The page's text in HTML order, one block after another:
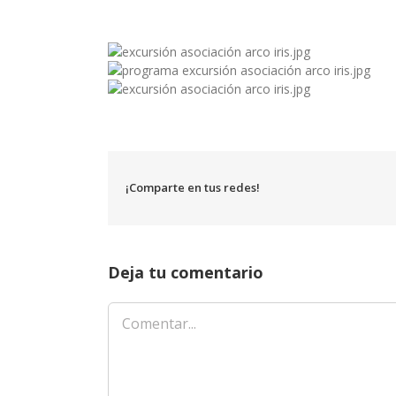
¡Comparte en tus redes!
Deja tu comentario
Comentar